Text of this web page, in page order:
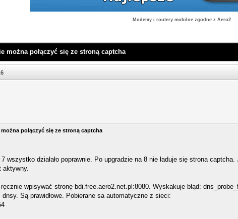
Modemy i routery mobilne zgodne z Aero2
można połączyć się ze stroną captcha
połączyć się ze stroną captcha
7 wszystko działało poprawnie. Po upgradzie na 8 nie ładuje się strona
aktywny.
ręcznie wpisywać stronę bdi.free.aero2.net.pl:8080. Wyskakuje błąd:
dnsy. Są prawidłowe. Pobierane sa automatyczne z sieci: